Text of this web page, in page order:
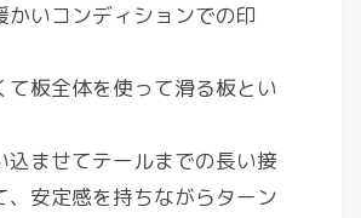
かいコンディションでの印
て板全体を使って滑る板とい
込ませてテールまでの長い接
、安定感を持ちながらターン